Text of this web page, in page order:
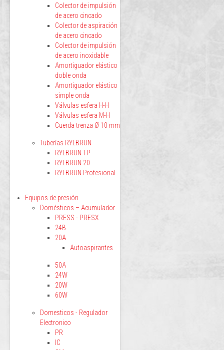
Colector de impulsión
de acero cincado
Colector de aspiración
de acero cincado
Colector de impulsión
de acero inoxidable
Amortiguador elástico
doble onda
Amortiguador elástico
simple onda
Válvulas esfera H-H
Válvulas esfera M-H
Cuerda trenza Ø 10 mm
Tuberías RYLBRUN
RYLBRUN TP
RYLBRUN 20
RYLBRUN Profesional
Equipos de presión
Domésticos – Acumulador
PRESS - PRESX
24B
20A
Autoaspirantes
50A
24W
20W
60W
Domesticos - Regulador
Electronico
PR
IC